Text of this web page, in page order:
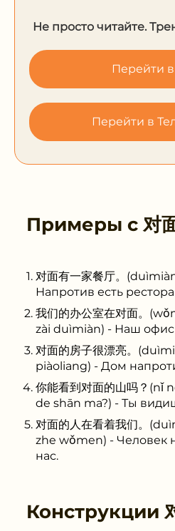
Не просто читайте.
Перейти
Перейти в
Примеры с对
对面有一家餐厅。
Напротив есть
我们的办公室在对面。
zài duìmiàn) - Наш офис
对面的房子很漂亮。
piàoliang) - Дом
你能看到对面的山吗？
de shān ma?) - Ты
对面的人在看着我们。
zhe wǒmen) - Человек
нас.
Конструкции